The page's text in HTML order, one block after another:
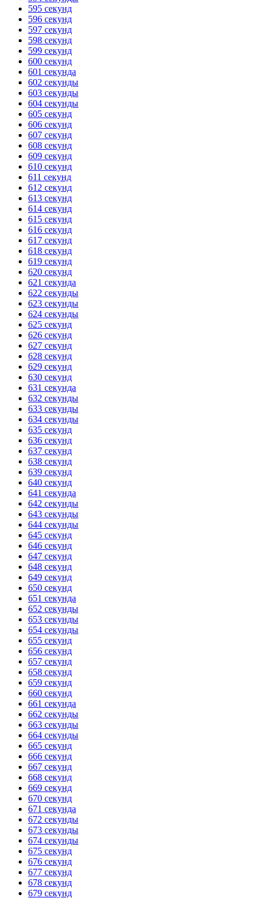
HANDY TIMERS
595 секунд
596 секунд
597 секунд
598 секунд
599 секунд
600 секунд
601 секунда
602 секунды
603 секунды
604 секунды
605 секунд
606 секунд
607 секунд
608 секунд
609 секунд
610 секунд
611 секунд
612 секунд
613 секунд
614 секунд
615 секунд
616 секунд
617 секунд
618 секунд
619 секунд
620 секунд
621 секунда
622 секунды
623 секунды
624 секунды
625 секунд
626 секунд
627 секунд
628 секунд
629 секунд
630 секунд
631 секунда
632 секунды
633 секунды
634 секунды
635 секунд
636 секунд
637 секунд
638 секунд
639 секунд
640 секунд
641 секунда
642 секунды
643 секунды
644 секунды
645 секунд
646 секунд
647 секунд
648 секунд
649 секунд
650 секунд
651 секунда
652 секунды
653 секунды
654 секунды
655 секунд
656 секунд
657 секунд
658 секунд
659 секунд
660 секунд
661 секунда
662 секунды
663 секунды
664 секунды
665 секунд
666 секунд
667 секунд
668 секунд
669 секунд
670 секунд
671 секунда
672 секунды
673 секунды
674 секунды
675 секунд
676 секунд
677 секунд
678 секунд
679 секунд